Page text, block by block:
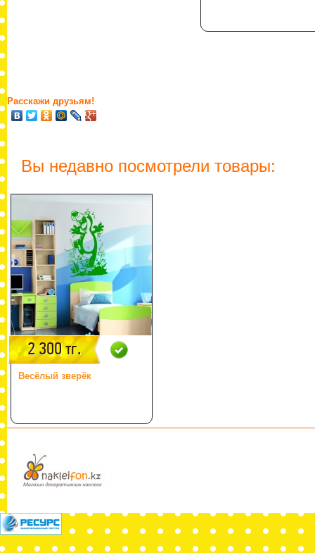
Расскажи друзьям!
Вы недавно посмотрели товары:
2 300 тг.
Весёлый зверёк